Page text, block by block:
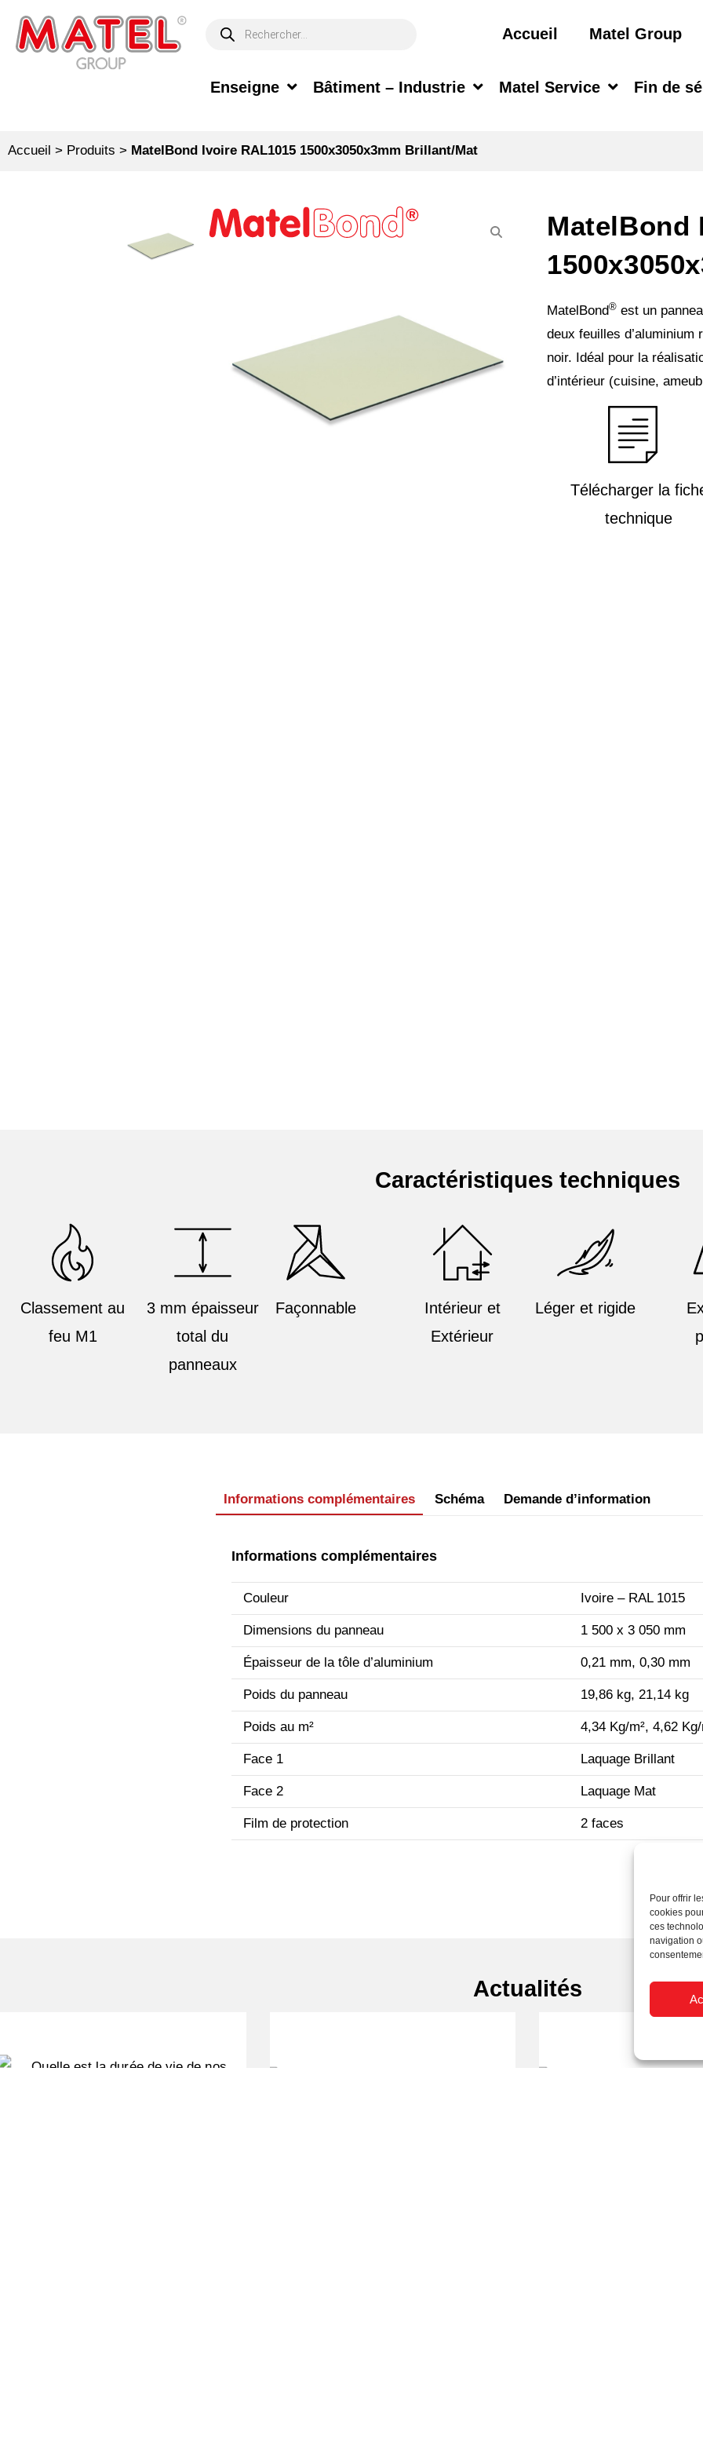
Pour offrir
cookies
ces
navigation
Accueil Matel Group
Enseigne Bâtiment – Industrie Matel Service Fin de
Accueil > Produits > MatelBond Ivoire RAL1015 1500x3050x3mm Brillant/Mat
MatelBond
MatelBond® est un
deux feuilles d’aluminium
noir. Idéal pour la
d’intérieur (cuisine,
Télécharger la
technique
Caractéristiques techniques
Classement au
feu M1
3 mm épaisseur
total du
panneaux
Façonnable
Intérieur et
Extérieur
Léger et rigide
Informations complémentaires Schéma Demande d’information
Informations complémentaires
Couleur Ivoire – RAL 1015
Dimensions du panneau 1 500 x 3 050 mm
Épaisseur de la tôle d’aluminium 0,21 mm, 0,30 mm
Poids du panneau 19,86 kg, 21,14 kg
Poids au m² 4,34 Kg/m², 4,62 Kg/
Face 1 Laquage Brillant
Face 2 Laquage Mat
Film de protection 2 faces
Actualités